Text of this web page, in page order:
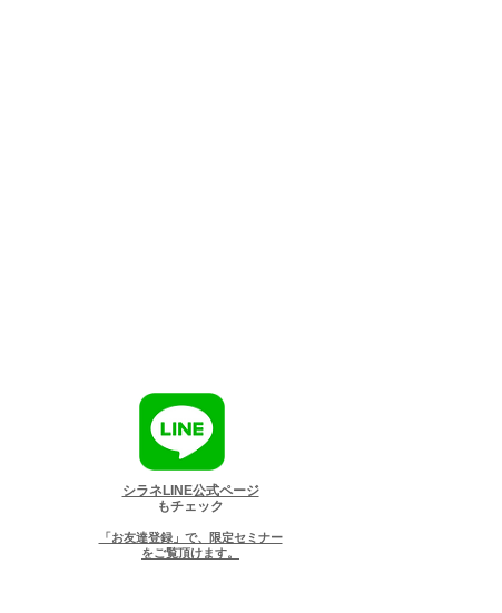
シラネLINE公式ページ
もチェック
「お友達登録」で、限定セミナー
をご覧頂けます。